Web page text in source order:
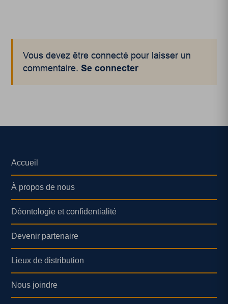
Vous devez être connecté pour laisser un
commentaire.Se connecter
Accueil
À propos de nous
Déontologie et confidentialité
Devenir partenaire
Lieux de distribution
Nous joindre